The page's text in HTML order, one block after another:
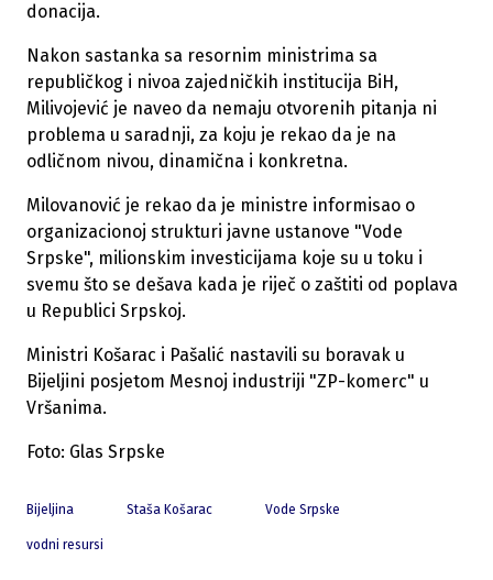
donacija.
Nakon sastanka sa resornim ministrima sa
republičkog i nivoa zajedničkih institucija BiH,
Milivojević je naveo da nemaju otvorenih pitanja ni
problema u saradnji, za koju je rekao da je na
odličnom nivou, dinamična i konkretna.
Milovanović je rekao da je ministre informisao o
organizacionoj strukturi javne ustanove "Vode
Srpske", milionskim investicijama koje su u toku i
svemu što se dešava kada je riječ o zaštiti od poplava
u Republici Srpskoj.
Ministri Košarac i Pašalić nastavili su boravak u
Bijeljini posjetom Mesnoj industriji "ZP-komerc" u
Vršanima.
Foto: Glas Srpske
Bijeljina Staša Košarac Vode Srpske
vodni resursi